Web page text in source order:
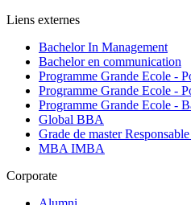
Liens externes
Bachelor In Management
Bachelor en communication
Programme Grande Ecole -
Programme Grande Ecole -
Programme Grande Ecole -
Global BBA
Grade de master
MBA IMBA
Corporate